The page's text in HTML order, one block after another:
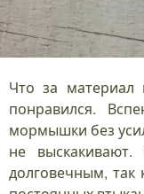
Что за
понравился.
мормышки без
не
долговечным, так